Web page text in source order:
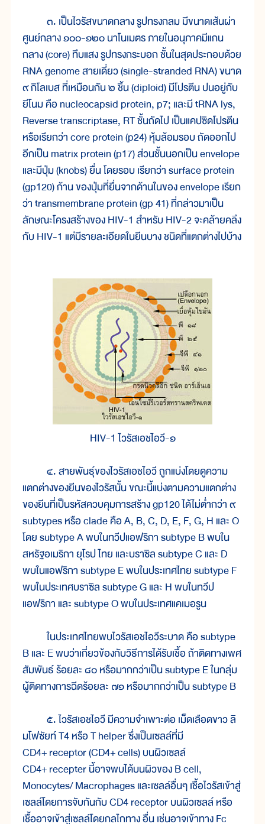
๓. เป็นไวรัสขนาดกลาง รูปทรงกลม มีขนาดเส้นผ่า
ศูนย์กลาง ๑๐๐-๑๒๐ นาโนเมตร ภายในอนุภาคมีแกน
กลาง (core) ทึบแสง รูปทรงกระบอก ชั้นในสุดประกอบด้วย
RNA genome สายเดี่ยว (single-stranded RNA) ขนาด
๙ กิโลเบส ที่เหมือนกัน ๒ ชิ้น (diploid) มีโปรตีน ปนอยู่กับ
ยีโนม คือ nucleocapsid protein, p7; และมี tRNA lys,
Reverse transcriptase, RT ชั้นถัดไป เป็นแคปซิดโปรตีน
หรือเรียกว่า core protein (p24) หุ้มล้อมรอบ ถัดออกไป
อีกเป็น matrix protein (p17) ส่วนชั้นนอกเป็น envelope
และมีปุ่ม (knobs) ยื่น โดยรอบ เรียกว่า surface protein
(gp120) ก้าน ของปุ่มที่ยื่นจากด้านในของ envelope เรียก
ว่า transmembrane protein (gp 41) ที่กล่าวมาเป็น
ลักษณะโครงสร้างของ HIV-1 สำหรับ HIV-2 จะคล้ายคลึง
กับ HIV-1 แต่มีรายละเอียดในยีนบาง ชนิดที่แตกต่างไปบ้าง
HIV-1 ไวรัสเอชไอวี-๑
๔. สายพันธุ์ของไวรัสเอชไอวี ถูกแบ่งโดยดูความ
แตกต่างของยีนของไวรัสนั้น ขณะนี้แบ่งตามความแตกต่าง
ของยีนที่เป็นรหัสควบคุมการสร้าง gp120 ได้ไม่ต่ำกว่า ๙
subtypes หรือ clade คือ A, B, C, D, E, F, G, H และ O
โดย subtype A พบในทวีปแอฟริกา subtype B พบใน
สหรัฐอเมริกา ยุโรป ไทย และบราซิล subtype C และ D
พบในแอฟริกา subtype E พบในประเทศไทย subtype F
พบในประเทศบราซิล subtype G และ H พบในทวีป
แอฟริกา และ subtype O พบในประเทศแคเมอรูน
ในประเทศไทยพบไวรัสเอชไอวีระบาด คือ subtype
B และ E พบว่าเกี่ยวข้องกับวิธีการได้รับเชื้อ ถ้าติดทางเพศ
สัมพันธ์ ร้อยละ ๘๐ หรือมากกว่าเป็น subtype E ในกลุ่ม
ผู้ติดทางการฉีดร้อยละ ๗๑ หรือมากกว่าเป็น subtype B
๕. ไวรัสเอชไอวี มีความจำเพาะต่อ เม็ดเลือดขาว ลิ
มโฟซัยท์ T4 หรือ T helper ซึ่งเป็นเซลล์ที่มี
CD4+receptor (CD4+cells) บนผิวเซลล์
CD4+recepter นี้อาจพบได้บนผิวของ B cell,
Monocytes/ Macrophages และเซลล์อื่นๆ เชื้อไวรัสเข้าสู่
เซลล์โดยการจับกันกับ CD4 receptor บนผิวเซลล์ หรือ
เชื้ออาจเข้าสู่เซลล์โดยกลไกทาง อื่น เช่นอาจเข้าทาง Fc